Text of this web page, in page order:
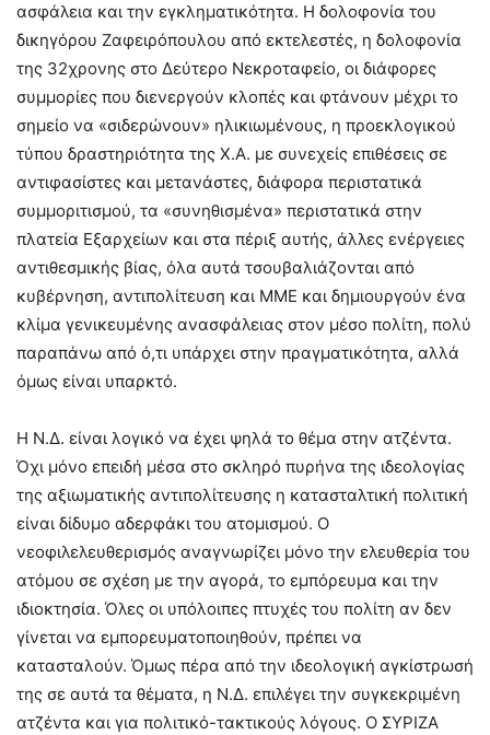
ασφάλεια και την εγκληματικότητα. Η δολοφονία του
δικηγόρου Ζαφειρόπουλου από εκτελεστές, η δολοφονία
της 32χρονης στο Δεύτερο Νεκροταφείο, οι διάφορες
συμμορίες που διενεργούν κλοπές και φτάνουν μέχρι το
σημείο να «σιδερώνουν» ηλικιωμένους, η προεκλογικού
τύπου δραστηριότητα της Χ.Α. με συνεχείς επιθέσεις σε
αντιφασίστες και μετανάστες, διάφορα περιστατικά
συμμοριτισμού, τα «συνηθισμένα» περιστατικά στην
πλατεία Εξαρχείων και στα πέριξ αυτής, άλλες ενέργειες
αντιθεσμικής βίας, όλα αυτά τσουβαλιάζονται από
κυβέρνηση, αντιπολίτευση και ΜΜΕ και δημιουργούν ένα
κλίμα γενικευμένης ανασφάλειας στον μέσο πολίτη, πολύ
παραπάνω από ό,τι υπάρχει στην πραγματικότητα, αλλά
όμως είναι υπαρκτό.
Η Ν.Δ. είναι λογικό να έχει ψηλά το θέμα στην ατζέντα.
Όχι μόνο επειδή μέσα στο σκληρό πυρήνα της ιδεολογίας
της αξιωματικής αντιπολίτευσης η κατασταλτική πολιτική
είναι δίδυμο αδερφάκι του ατομισμού. Ο
νεοφιλελευθερισμός αναγνωρίζει μόνο την ελευθερία του
ατόμου σε σχέση με την αγορά, το εμπόρευμα και την
ιδιοκτησία. Όλες οι υπόλοιπες πτυχές του πολίτη αν δεν
γίνεται να εμπορευματοποιηθούν, πρέπει να
κατασταλούν. Όμως πέρα από την ιδεολογική αγκίστρωσή
της σε αυτά τα θέματα, η Ν.Δ. επιλέγει την συγκεκριμένη
ατζέντα και για πολιτικό-τακτικούς λόγους. Ο ΣΥΡΙΖΑ